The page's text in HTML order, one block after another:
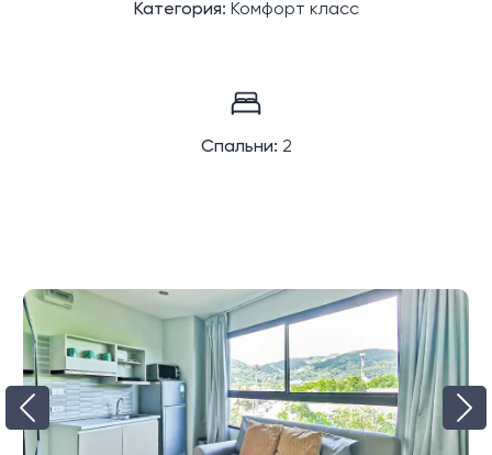
Категория: Комфорт класс
Спальни: 2